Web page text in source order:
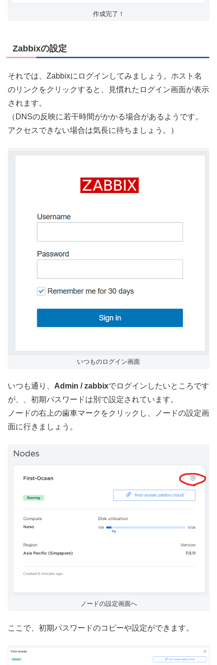
作成完了！
Zabbixの設定
それでは、Zabbixにログインしてみましょう。ホスト名
のリンクをクリックすると、見慣れたログイン画面が表示
されます。
（DNSの反映に若干時間がかかる場合があるようです。
アクセスできない場合は気長に待ちましょう。）
いつものログイン画面
いつも通り、 Admin / zabbixでログインしたいところです
が、、初期パスワードは別で設定されています。
ノードの右上の歯車マークをクリックし、ノードの設定画
面に行きましょう。
ノードの設定画面へ
ここで、初期パスワードのコピーや設定ができます。